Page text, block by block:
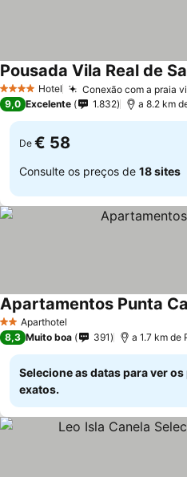
4 EstrelasHotel Conexão com a praia
Pousada Vila Real de
9,0 Excelente 1.832 a 8.2 km
De € 58
Consulte os preços de 18 sites
2 EstrelasAparthotel
Apartamentos Punta
8,3 Muito boa 391 a 1.7 km de
Selecione as datas para ver
exatos.